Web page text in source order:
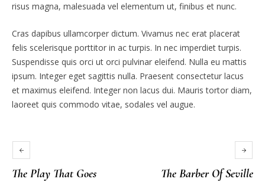
risus magna, malesuada vel elementum ut, finibus et nunc.
Cras dapibus ullamcorper dictum. Vivamus nec erat placerat
felis scelerisque porttitor in ac turpis. In nec imperdiet turpis.
Suspendisse quis orci ut orci pulvinar eleifend. Nulla eu mattis
ipsum. Integer eget sagittis nulla. Praesent consectetur lacus
et maximus eleifend. Integer non lacus dui. Mauris tortor diam,
laoreet quis commodo vitae, sodales vel augue.
The Play That Goes
The Barber Of Seville